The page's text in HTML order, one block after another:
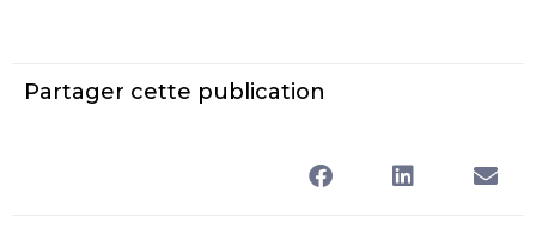
Partager cette publication